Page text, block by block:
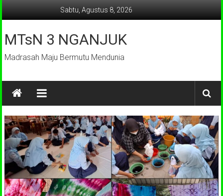
Sabtu, Agustus 8, 2026
MTsN 3 NGANJUK
Madrasah Maju Bermutu Mendunia